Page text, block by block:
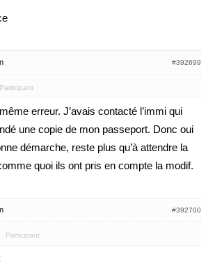
#392699
Participant
erreur. J’avais contacté l’immi qui
une copie de mon passeport. Donc oui
démarche, reste plus qu’à attendre la
quoi ils ont pris en compte la modif.
#392700
Participant